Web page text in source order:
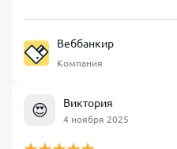
Веббанкир
Компания
😍 Виктория
4 ноября 2025